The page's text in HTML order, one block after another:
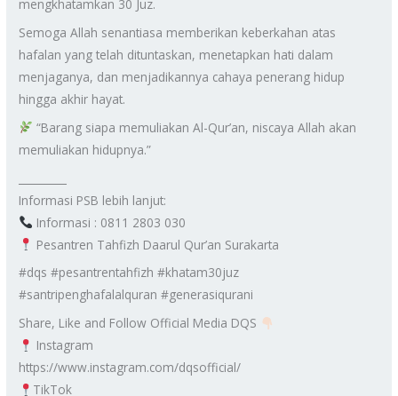
mengkhatamkan 30 Juz.
Semoga Allah senantiasa memberikan keberkahan atas
hafalan yang telah dituntaskan, menetapkan hati dalam
menjaganya, dan menjadikannya cahaya penerang hidup
hingga akhir hayat.
“Barang siapa memuliakan Al-Qur’an, niscaya Allah akan
memuliakan hidupnya.”
Informasi PSB lebih lanjut:
Informasi : 0811 2803 030
Pesantren Tahfizh Daarul Qur’an Surakarta
#dqs #pesantrentahfizh #khatam30juz
#santripenghafalalquran #generasiqurani
Share, Like and Follow Official Media DQS
Instagram
https://www.instagram.com/dqsofficial/
TikTok